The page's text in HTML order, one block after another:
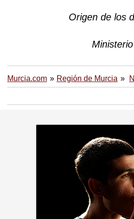
Origen de los
Murcia.com Región de Murcia